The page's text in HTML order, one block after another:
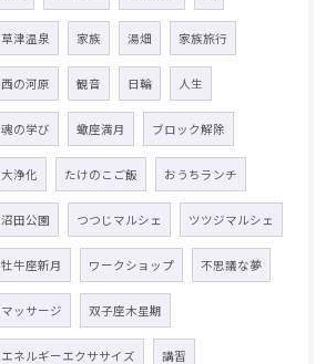
草津温泉 家族 湯畑 家族旅行
西の河原 観音 日輪 人生
魂の学び 蠍座満月 ブロック解除
大浄化 たけのこご飯 おうちランチ
沼田公園 つつじマルシェ ツツジマルシェ
牡牛座新月 ワークショップ 不思議な夢
マッサージ 双子座木星期
エネルギーエクササイズ 講習